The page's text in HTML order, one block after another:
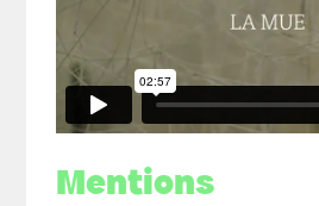
Mentions